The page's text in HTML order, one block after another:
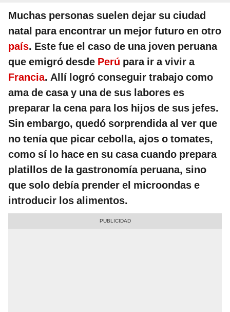
Muchas personas suelen dejar su ciudad
natal para encontrar un mejor futuro en otro
país. Este fue el caso de una joven peruana
que emigró desde Perú para ir a vivir a
Francia. Allí logró conseguir trabajo como
ama de casa y una de sus labores es
preparar la cena para los hijos de sus jefes.
Sin embargo, quedó sorprendida al ver que
no tenía que picar cebolla, ajos o tomates,
como sí lo hace en su casa cuando prepara
platillos de la gastronomía peruana, sino
que solo debía prender el microondas e
introducir los alimentos.